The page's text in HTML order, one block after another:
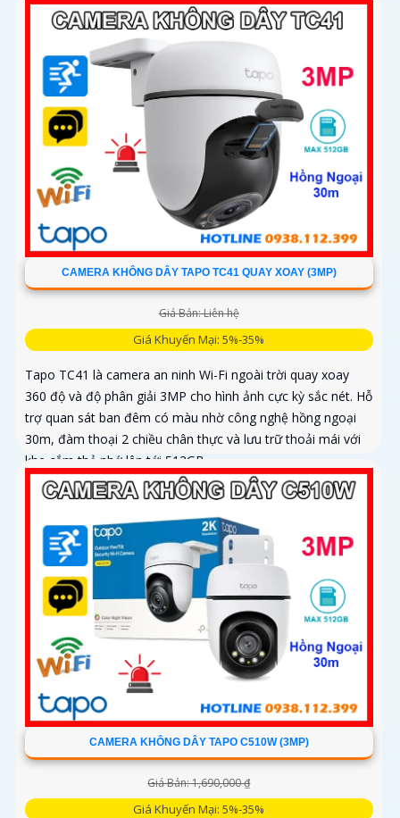
camera hoạt động ổn định trong mọi điều kiện
CAMERA KHÔNG DÂY TAPO TC41 QUAY XOAY (3MP)
Giá Bán: Liên hệ
Giá Khuyến Mại: 5%-35%
Tapo TC41 là camera an ninh Wi-Fi ngoài trời quay xoay
360 độ và độ phân giải 3MP cho hình ảnh cực kỳ sắc nét. Hỗ
trợ quan sát ban đêm có màu nhờ công nghệ hồng ngoại
30m, đàm thoại 2 chiều chân thực và lưu trữ thoải mái với
khe cắm thẻ nhớ lên tới 512GB
CAMERA KHÔNG DÂY TAPO C510W (3MP)
Giá Bán: 1,690,000 ₫
Giá Khuyến Mại: 5%-35%